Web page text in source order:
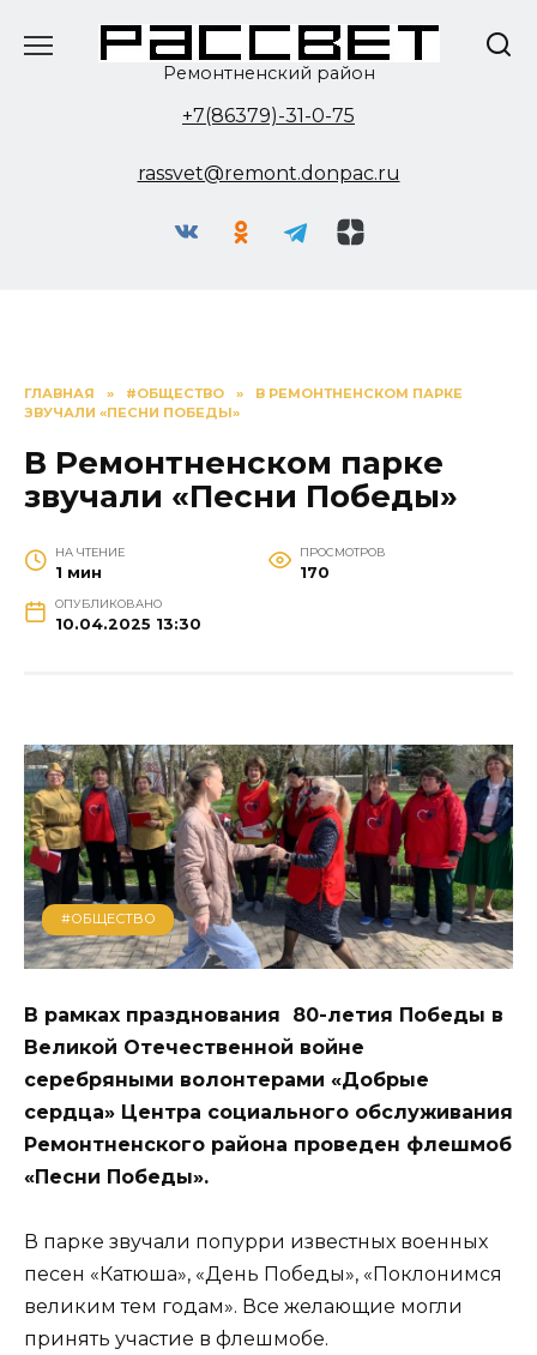
Ремонтненский район
+7(86379)-31-0-75
rassvet@remont.donpac.ru
ГЛАВНАЯ » #ОБЩЕСТВО »
В РЕМОНТНЕНСКОМ ПАРКЕ
ЗВУЧАЛИ «ПЕСНИ ПОБЕДЫ»
В Ремонтненском парке
звучали «Песни Победы»
НА ЧТЕНИЕ
1 мин
ПРОСМОТРОВ
170
ОПУБЛИКОВАНО
10.04.2025 13:30
#ОБЩЕСТВО
В рамках празднования 80-летия Победы в
Великой Отечественной войне
серебряными волонтерами «Добрые
сердца» Центра социального обслуживания
Ремонтненского района проведен флешмоб
«Песни Победы».
В парке звучали попурри известных военных
песен «Катюша», «День Победы», «Поклонимся
великим тем годам». Все желающие могли
принять участие в флешмобе.